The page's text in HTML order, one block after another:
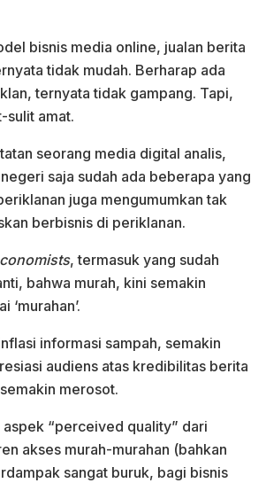
bisnis media online, jualan berita
tidak mudah. Berharap ada
ternyata tidak gampang. Tapi,
sulit amat.
seorang media digital analis,
saja sudah ada beberapa yang
juga mengumumkan tak
berbisnis di periklanan.
, termasuk yang sudah
bahwa murah, kini semakin
‘murahan’.
informasi sampah, semakin
audiens atas kredibilitas berita
merosot.
“perceived quality” dari
akses murah-murahan (bahkan
sangat buruk, bagi bisnis